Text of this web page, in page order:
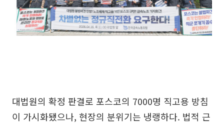
대법원의 확정 판결로 포스코의 7000명 직고용 방침
이 가시화됐으나, 현장의 분위기는 냉랭하다. 법적 근